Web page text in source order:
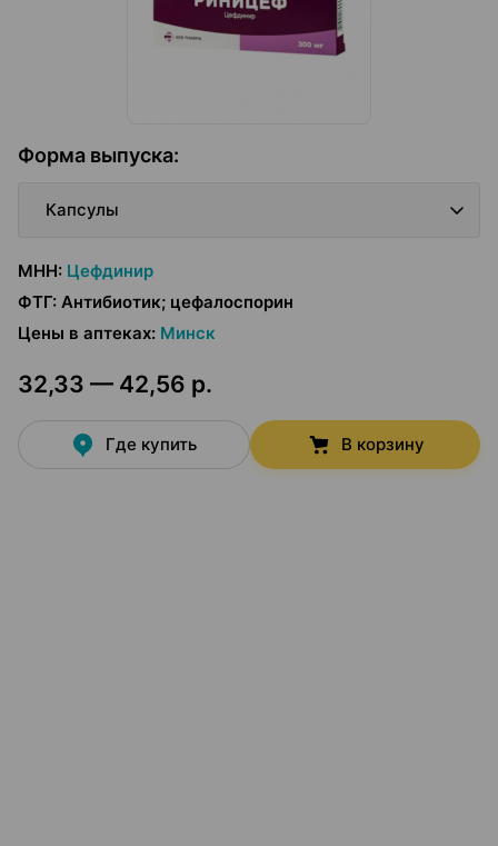
Форма выпуска:
Капсулы
МНН: Цефдинир
ФТГ: Антибиотик; цефалоспорин
Цены в аптеках: Минск
32,33 — 42,56 р.
Где купить В корзину